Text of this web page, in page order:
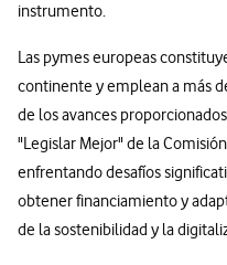
instrumento.
Las pymes europeas
continente y emplean a más
de los avances
"Legislar Mejor" de la
enfrentando desafíos
obtener financiamiento y
de la sostenibilidad y la